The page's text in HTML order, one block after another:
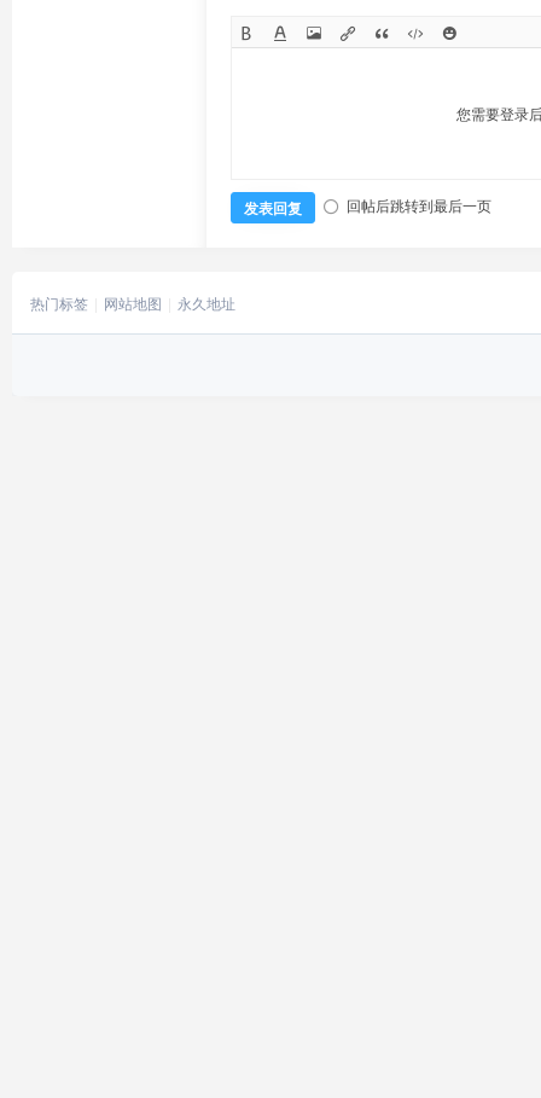
您需要登录
发表回复 回帖后跳转到最后一页
热门标签 网站地图 永久地址